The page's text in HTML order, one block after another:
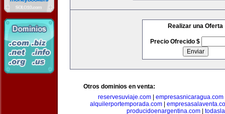
Realizar una Oferta
Precio Ofrecido $
Otros dominios en venta:
reservesuviaje.com| empresasnicaragua.com
alquilerportemporada.com
producidoenargentina.com